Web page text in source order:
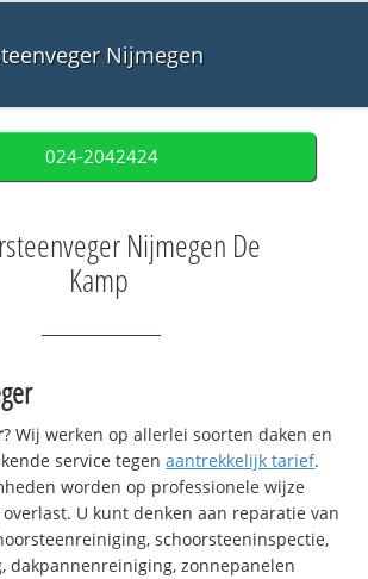
Nijmegen
024-2042424
Nijmegen De
Kamp
? Wij werken op allerlei soorten daken en
service tegenaantrekkelijk tarief.
worden op professionele wijze
U kunt denken aan reparatie van
schoorsteeninspectie,
dakpannenreiniging, zonnepanelen